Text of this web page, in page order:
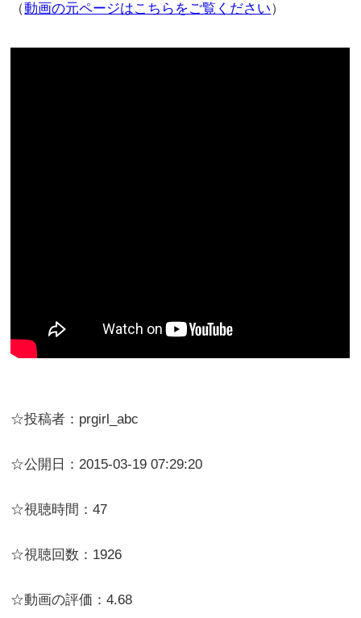
（動画の元ページはこちらをご覧ください）
☆投稿者：prgirl_abc
☆公開日：2015-03-19 07:29:20
☆視聴時間：47
☆視聴回数：1926
☆動画の評価：4.68